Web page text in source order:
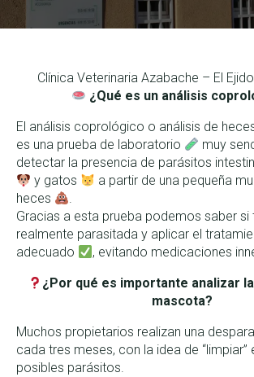
Clínica Veterinaria Azabache – El
¿Qué es un análisis
El análisis coprológico o análisis de
es una prueba de laboratorio
muy
detectar la presencia de parásitos
y gatos
a partir de una pequeña
heces
.
Gracias a esta prueba podemos saber
realmente parasitada y aplicar el
adecuado
, evitando medicaciones
¿Por qué es importante analizar
mascota?
Muchos propietarios realizan una
cada tres meses, con la idea de “limpiar”
posibles parásitos.